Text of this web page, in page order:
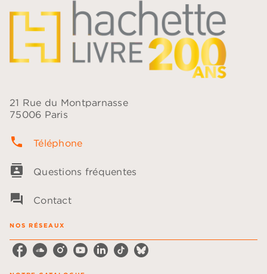
21 Rue du Montparnasse
75006 Paris
phone Téléphone
contacts Questions fréquentes
question_answer Contact
NOS RÉSEAUX